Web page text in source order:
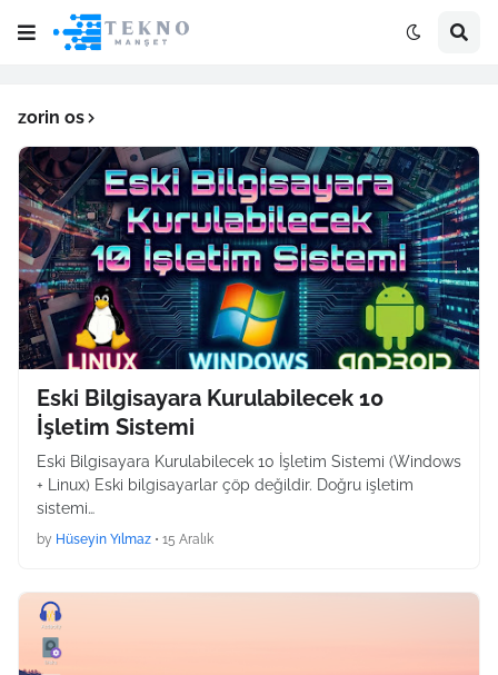
zorin os
Eski Bilgisayara Kurulabilecek 10
İşletim Sistemi
Eski Bilgisayara Kurulabilecek 10 İşletim Sistemi (Windows
+ Linux) Eski bilgisayarlar çöp değildir. Doğru işletim
sistemi…
by Hüseyin Yılmaz • 15 Aralık